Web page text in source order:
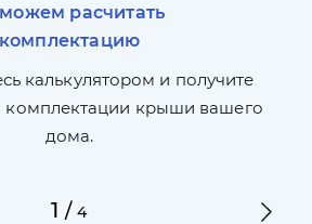
расчитать
комплектацию
калькулятором и получите
комплектации крыши вашего
дома.
1 /4